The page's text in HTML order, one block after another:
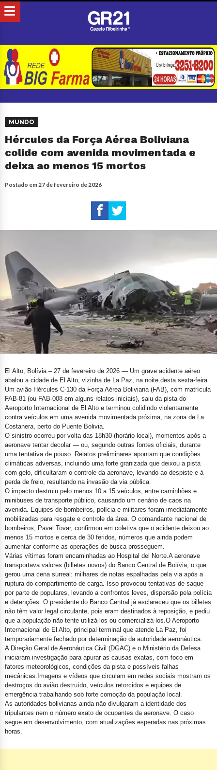
MUNDO
Hércules da Força Aérea Boliviana
colide com avenida movimentada e
deixa ao menos 15 mortos
Postado em27 de fevereiro de 2026
El Alto, Bolívia – 27 de fevereiro de 2026 — Um grave acidente aéreo
abalou a cidade de El Alto, vizinha de La Paz, na noite desta sexta-feira.
Um avião Hércules C-130 da Força Aérea Boliviana (FAB), com matrícula
FAB-81 (ou FAB-008 em alguns relatos iniciais), saiu da pista do
Aeroporto Internacional de El Alto e terminou colidindo violentamente
contra veículos em uma avenida movimentada próxima, na zona de La
Costanera, perto do Puente Bolivia.
O sinistro ocorreu por volta das 18h30 (horário local), momentos após a
aeronave tentar decolar — ou, segundo outras fontes oficiais, durante
uma tentativa de pouso. Relatos preliminares apontam que condições
climáticas adversas, incluindo uma forte granizada que deixou a pista
com gelo, dificultaram o controle da aeronave, levando ao despiste e à
perda de freio, resultando na invasão da via pública.
O impacto destruiu pelo menos 10 a 15 veículos, entre caminhões e
minibuses de transporte público, causando um cenário de caos na
avenida. Equipes de bombeiros, polícia e militares foram imediatamente
mobilizadas para resgate e controle da área. O comandante nacional de
bombeiros, Pavel Tovar, confirmou em coletiva que o acidente deixou ao
menos 15 mortos e cerca de 30 feridos, números que ainda podem
aumentar conforme as operações de busca prosseguem.
Várias vítimas foram encaminhadas ao Hospital del Norte. A aeronave
transportava valores (billetes novos) do Banco Central de Bolívia, o que
gerou uma cena surreal: milhares de notas espalhadas pela via após a
ruptura do compartimento de carga. Isso provocou tentativas de saque
por parte de populares, levando a confrontos leves, dispersão pela polícia
e detenções. O presidente do Banco Central já esclareceu que os billetes
não têm valor legal circulante, pois eram destinados à reposição, e pediu
que a população não tente utilizá-los ou comercializá-los. O Aeroporto
Internacional de El Alto, principal terminal que atende La Paz, foi
temporariamente fechado por determinação da autoridade aeronáutica.
A Direção Geral de Aeronáutica Civil (DGAC) e o Ministério da Defesa
iniciaram investigação para apurar as causas exatas, com foco em
fatores meteorológicos, condições da pista e possíveis falhas
mecânicas. Imagens e vídeos que circulam em redes sociais mostram os
destroços do avião destruído, veículos retorcidos e equipes de
emergência trabalhando sob forte comoção da população local.
As autoridades bolivianas ainda não divulgaram a identidade dos
tripulantes nem o número exato de ocupantes da aeronave. O caso
segue em desenvolvimento, com atualizações esperadas nas próximas
horas.